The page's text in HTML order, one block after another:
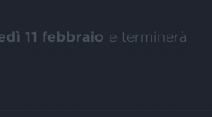
11 febbraio e terminerà